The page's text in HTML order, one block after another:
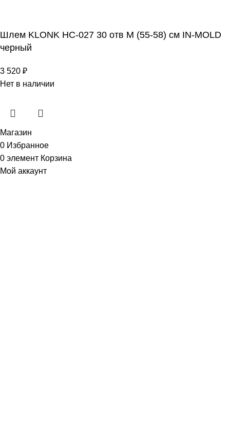
Шлем KLONK HC-027 30 отв M (55-58) см IN-MOLD
черный
3 520 ₽
Нет в наличии
Магазин
0 Избранное
0 элемент Корзина
Мой аккаунт